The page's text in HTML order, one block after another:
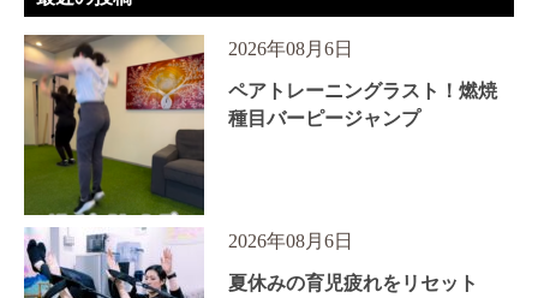
2026年08月6日
ペアトレーニングラスト！燃焼
種目バーピージャンプ
2026年08月6日
夏休みの育児疲れをリセット